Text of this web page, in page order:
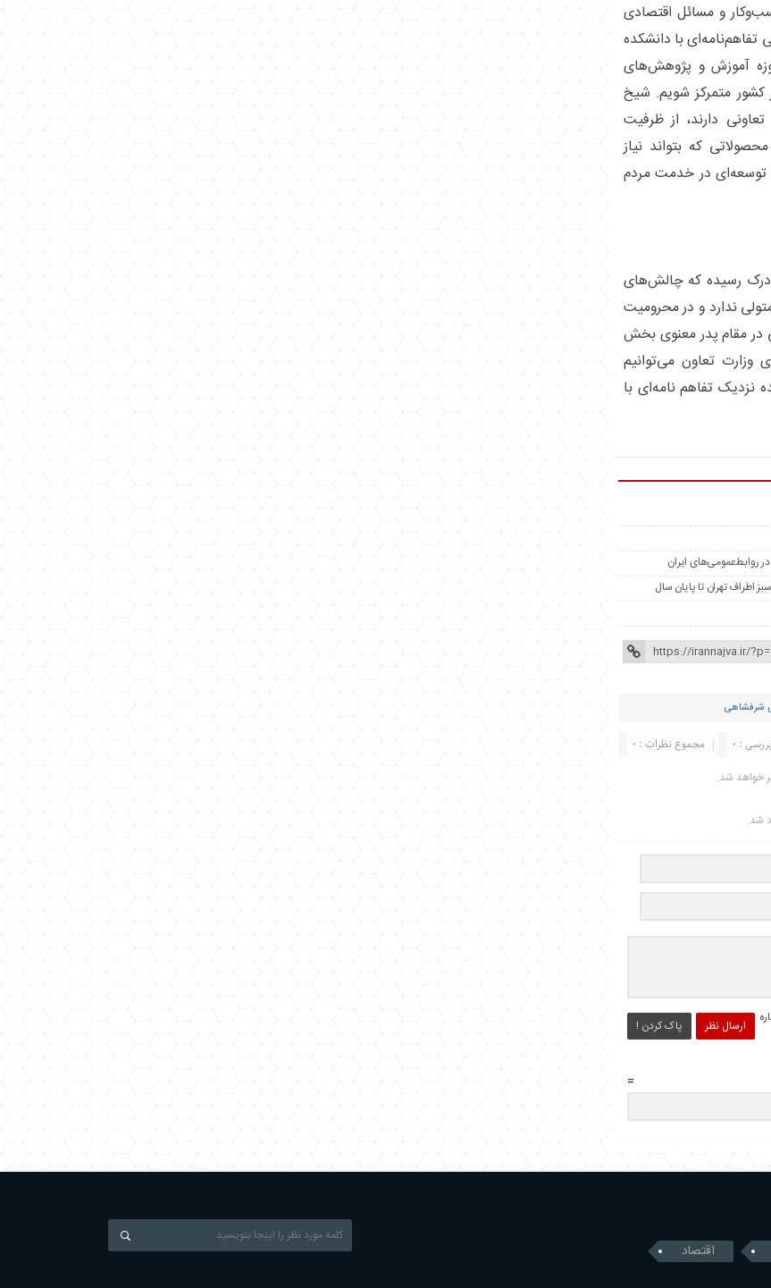
و مسائل اقتصادی
با دانشکده
آموزش و پژوهش‌های
کشور متمرکز شویم. شیخ
دارند، از ظرفیت
که بتواند نیاز
توسعه‌ای در خدمت مردم
درک رسیده که چالش‌های
ندارد و در محرومیت
مقام پدر معنوی بخش
وزارت تعاون می‌توانیم
نزدیک تفاهم نامه‌ای با
روابط‌عمومی‌های ایران
شرفشاهی
مجموع نظرات : 0 : 0
خواهد شد.
شد.
ارسال نظر پاک کردن !
اقتصاد